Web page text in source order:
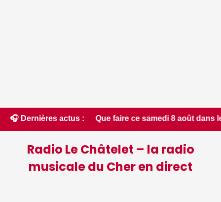
🎧 Dernières actus :
Que faire ce samedi 8 août dans le Cher - Le
Radio Le Châtelet – la radio
musicale du Cher en direct